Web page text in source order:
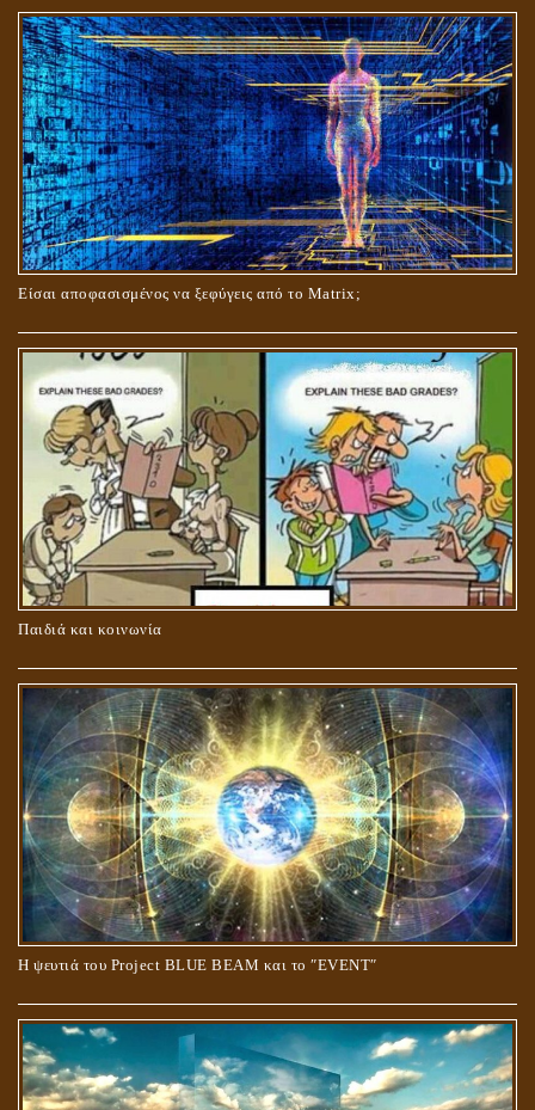
Είσαι αποφασισμένος να ξεφύγεις από το Matrix;
Παιδιά και κοινωνία
Η ψευτιά του Project BLUE BEAM και το ʺEVENTʺ
ΟΙ ΑΙΤΙΕΣ ΓΙΑ ΤΗΝ ΕΠΙΘΕΤΙΚΗ ΣΥΜΠΕΡΙΦΟΡΑ ΤΟΥ ΧΡΙΣΤΟΥ ΣΤΑ
ΝΗΠΙΑΚΑ ΤΟΥ ΧΡΟΝΙΑ
ΚΑΥΣΗ Ή ΤΑΦΗ ΤΩΝ ΝΕΚΡΩΝ?
Ο ΡΟΛΟΣ ΤΗΣ ΛΙΛΙΘ ΣΤΗ ΓΕΝΕΣΗ